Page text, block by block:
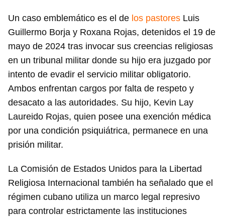
Guardar como favorito
Para poder guardar como favorito, primero has de
iniciar sesión con tu cuenta de 14ymedio.
Un caso emblemático es el de los pastores Luis
Guillermo Borja y Roxana Rojas, detenidos el 19 de
mayo de 2024 tras invocar sus creencias religiosas
en un tribunal militar donde su hijo era juzgado por
intento de evadir el servicio militar obligatorio.
Ambos enfrentan cargos por falta de respeto y
desacato a las autoridades. Su hijo, Kevin Lay
Laureido Rojas, quien posee una exención médica
por una condición psiquiátrica, permanece en una
prisión militar.
La Comisión de Estados Unidos para la Libertad
Religiosa Internacional también ha señalado que el
régimen cubano utiliza un marco legal represivo
para controlar estrictamente las instituciones